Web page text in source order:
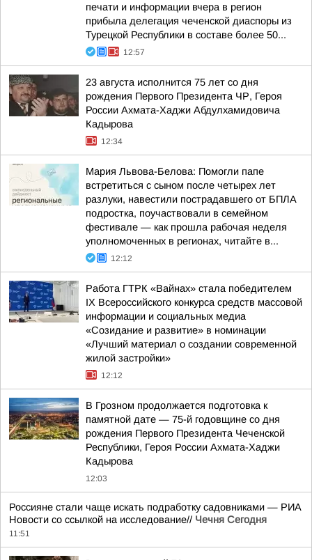
печати и информации вчера в регион
прибыла делегация чеченской диаспоры из
Турецкой Республики в составе более 50...
12:57
23 августа исполнится 75 лет со дня
рождения Первого Президента ЧР, Героя
России Ахмата-Хаджи Абдулхамидовича
Кадырова
12:34
Мария Львова-Белова: Помогли папе
встретиться с сыном после четырех лет
разлуки, навестили пострадавшего от БПЛА
подростка, поучаствовали в семейном
фестивале — как прошла рабочая неделя
уполномоченных в регионах, читайте в...
12:12
Работа ГТРК «Вайнах» стала победителем
IX Всероссийского конкурса средств массовой
информации и социальных медиа
«Созидание и развитие» в номинации
«Лучший материал о создании современной
жилой застройки»
12:12
В Грозном продолжается подготовка к
памятной дате — 75-й годовщине со дня
рождения Первого Президента Чеченской
Республики, Героя России Ахмата-Хаджи
Кадырова
12:03
Россияне стали чаще искать подработку садовниками — РИА
Новости со ссылкой на исследование// Чечня Сегодня
11:51